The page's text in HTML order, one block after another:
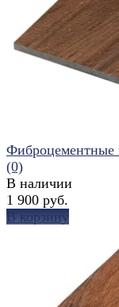
избранное сравнить
сравнить
Фиброцементные
(0)
В наличии
1 900 руб.
В корзину